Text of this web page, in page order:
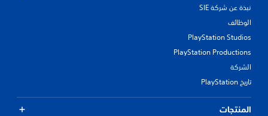
نبذة عن شركة SIE
الوظائف
PlayStation Studios
PlayStation Productions
الشركة
تاريخ PlayStation
المنتجات